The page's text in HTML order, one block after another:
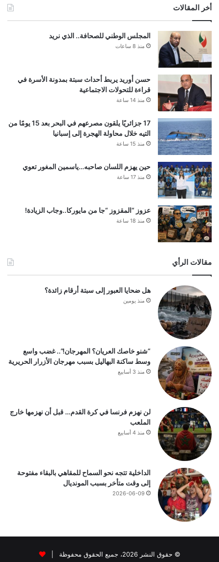
أخر المقالات
المجلس الوطني للصحافة.. الذي نريد
منذ 8 ساعات
حسن أوريد يربط أحداث سبتة بمدونة الأسرة في
قراءة للتحولات الاجتماعية
منذ 14 ساعة
17 جزائريًا يلقون مصرعهم في البحر بعد 15 يومًا من
التيه خلال محاولة الهجرة إلى إسبانيا
منذ 15 ساعة
حين يهزم اللسان صاحبه…ياسمين المغور تعوي
منذ 17 ساعة
عزوز “المقزوز “جا من مايوركا..وجاب الزيادة!
منذ 18 ساعة
مقالات الرأي
هل ضحايا العبور إلى سبتة أرقام زائدة؟
منذ يومين
“شنو خاصك العريان؟ المهرجان!”.. غضب واسع
وسط ساكنة البهاليل بسبب مهرجان الأزرار الحريرية
منذ 3 أسابيع
لن نهزم فرنسا في كرة القدم… قبل أن نهزمها خارج
الملعب
منذ 4 أسابيع
الداخلية تتجه نحو السماح للمقاهي بالبقاء مفتوحة
إلى وقت متأخر بسبب المونديال
2026-06-09
© حقوق النشر 2026، جميع الحقوق محفوظة |